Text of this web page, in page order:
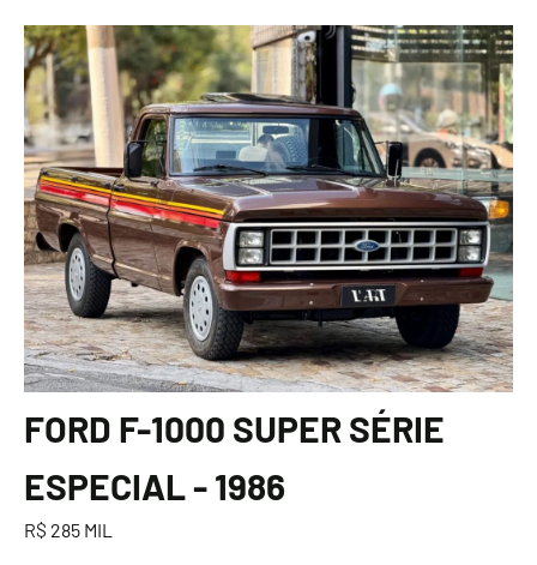
FORD F-1000 SUPER SÉRIE
ESPECIAL - 1986
R$ 285 MIL